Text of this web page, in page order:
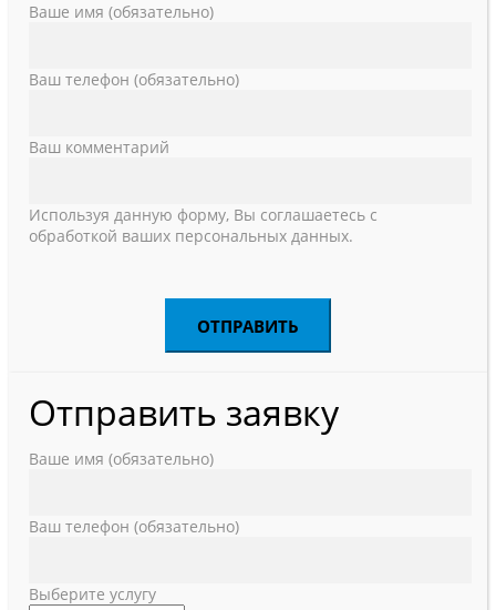
Ваше имя (обязательно)
Ваш телефон (обязательно)
Ваш комментарий
Используя данную форму, Вы соглашаетесь с
обработкой ваших персональных данных.
Отправить заявку
Ваше имя (обязательно)
Ваш телефон (обязательно)
Выберите услугу